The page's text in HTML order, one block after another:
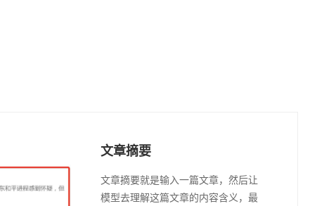
文章摘要
文章摘要就是输入一篇文章，然后让
模型去理解这篇文章的内容含义，最